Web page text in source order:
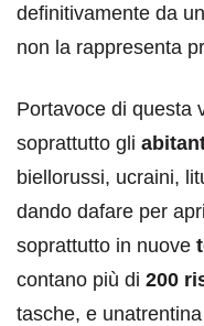
definitivamente da un
non la rappresenta
Portavoce di questa
soprattutto gli
biellorussi, ucraini,
dando dafare per
soprattutto in nuove
contano più di 200
tasche, e